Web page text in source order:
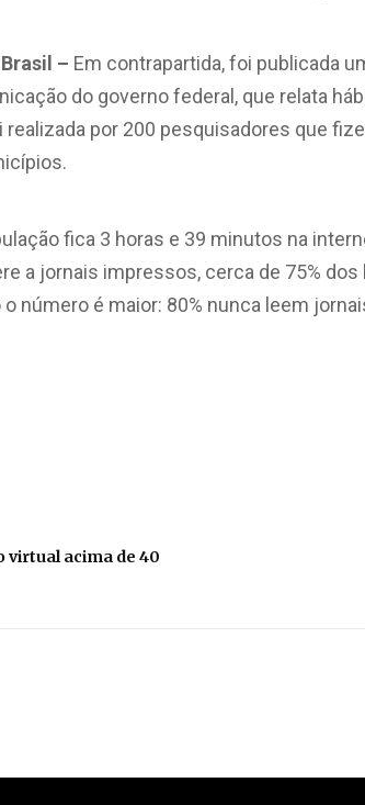
– Em contrapartida, foi publicada
do governo federal, que relata
realizada por 200 pesquisadores que
fica 3 horas e 39 minutos na
a jornais impressos, cerca de 75%
o número é maior: 80% nunca leem
virtual acima de 40